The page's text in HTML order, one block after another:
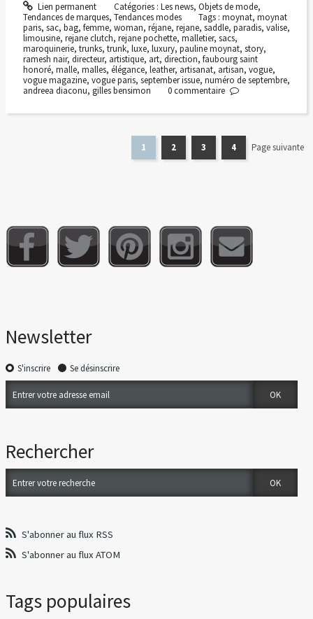
Lien permanent Catégories : Les news, Objets de mode,
Tendances de marques, Tendances modes Tags :moynat,moynat
paris, sac, bag, femme, woman, réjane, rejane, saddle, paradis, valise,
limousine, rejane clutch, rejane pochette, malletier, sacs,
maroquinerie, trunks, trunk, luxe, luxury, pauline moynat, story,
ramesh nair, directeur, artistique, art, direction, faubourg saint
honoré, malle, malles, élégance, leather, artisanat, artisan, vogue,
vogue magazine, vogue paris, september issue, numéro de septembre,
andreea diaconu, gilles bensimon 0commentaire
1 2 3 4 Page suivante
Newsletter
S'inscrire Se désinscrire
Rechercher
S'abonner au flux RSS
S'abonner au flux ATOM
Tags populaires